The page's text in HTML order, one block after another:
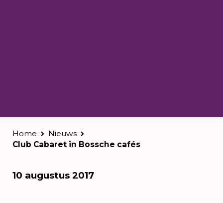
Home
Nieuws
Club Cabaret in Bossche cafés
10 augustus 2017